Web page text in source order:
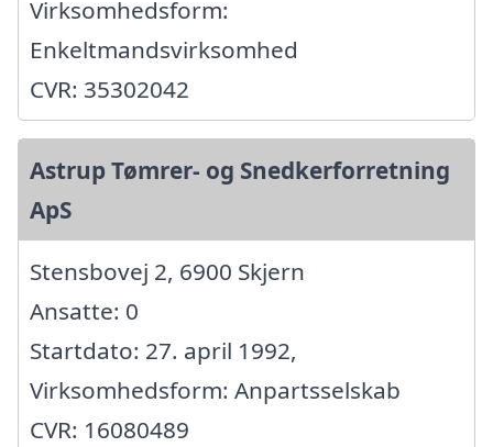
Virksomhedsform:
Enkeltmandsvirksomhed
CVR: 35302042
Astrup Tømrer- og Snedkerforretning
ApS
Stensbovej 2, 6900 Skjern
Ansatte: 0
Startdato: 27. april 1992,
Virksomhedsform: Anpartsselskab
CVR: 16080489